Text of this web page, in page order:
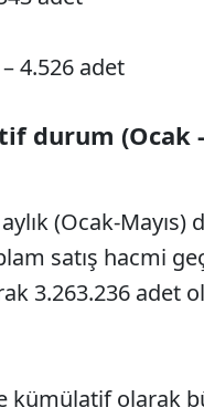
4.526 adet
durum (Ocak
aylık (Ocak-
satış hacmi
3.263.236 adet
kümülatif olarak